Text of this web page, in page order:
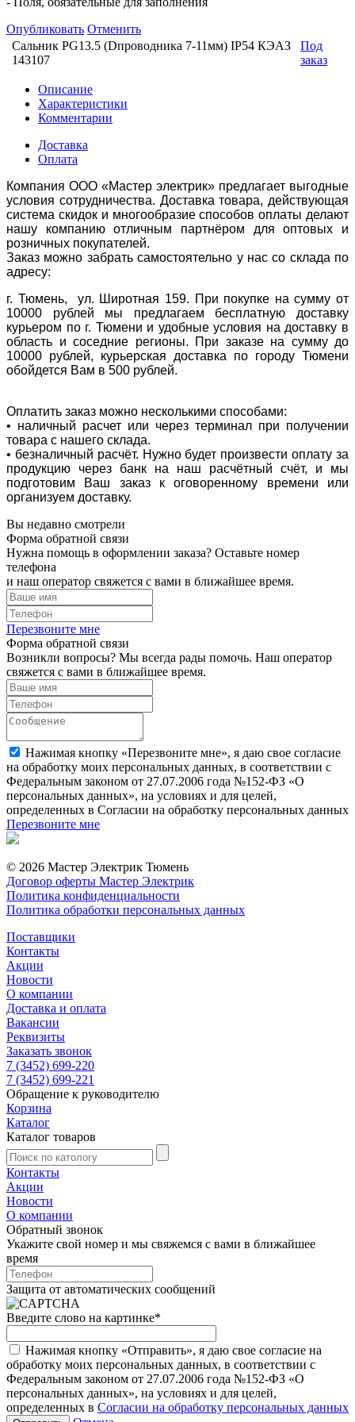
Опубликовать Отменить
Сальник PG13.5 (Dпроводника 7-11мм) IP54 КЭАЗ
143107
Под
заказ
Описание
Характеристики
Комментарии
Доставка
Оплата
Компания ООО «Мастер электрик» предлагает выгодные
условия сотрудничества. Доставка товара, действующая
система скидок и многообразие способов оплаты делают
нашу компанию отличным партнёром для оптовых и
розничных покупателей.
Заказ можно забрать самостоятельно у нас со склада по
адресу:
г. Тюмень, ул. Широтная 159. При покупке на сумму от
10000 рублей мы предлагаем бесплатную доставку
курьером по г. Тюмени и удобные условия на доставку в
область и соседние регионы. При заказе на сумму до
10000 рублей, курьерская доставка по городу Тюмени
обойдется Вам в 500 рублей.
Оплатить заказ можно несколькими способами:
• наличный расчет или через терминал при получении
товара с нашего склада.
• безналичный расчёт. Нужно будет произвести оплату за
продукцию через банк на наш расчётный счёт, и мы
подготовим Ваш заказ к оговоренному времени или
организуем доставку.
Вы недавно смотрели
Форма обратной связи
Нужна помощь в оформлении заказа? Оставьте номер
телефона
и наш оператор свяжется с вами в ближайшее время.
Перезвоните мне
Форма обратной связи
Возникли вопросы? Мы всегда рады помочь. Наш оператор
свяжется с вами в ближайшее время.
Нажимая кнопку «Перезвоните мне», я даю свое согласие
на обработку моих персональных данных, в соответствии с
Федеральным законом от 27.07.2006 года №152-ФЗ «О
персональных данных», на условиях и для целей,
определенных в Согласии на обработку персональных данных
Перезвоните мне
© 2026 Мастер Электрик Тюмень
Договор оферты Мастер Электрик
Политика конфиденциальности
Политика обработки персональных данных
Поставщики
Контакты
Акции
Новости
О компании
Доставка и оплата
Вакансии
Реквизиты
Заказать звонок
7 (3452) 699-220
7 (3452) 699-221
Обращение к руководителю
Корзина
Каталог
Каталог товаров
Контакты
Акции
Новости
О компании
Обратный звонок
Укажите свой номер и мы свяжемся с вами в ближайшее
время
Защита от автоматических сообщений
Введите слово на картинке*
Нажимая кнопку «Отправить», я даю свое согласие на
обработку моих персональных данных, в соответствии с
Федеральным законом от 27.07.2006 года №152-ФЗ «О
персональных данных», на условиях и для целей,
определенных в Согласии на обработку персональных данных